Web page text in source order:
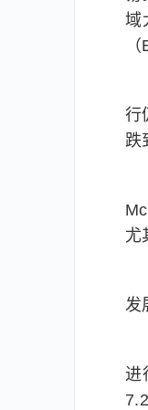
域
行
跌
尤
发
进